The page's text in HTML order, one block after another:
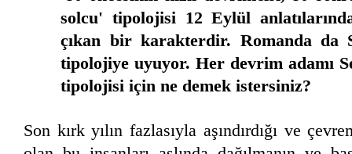
solcu' tipolojisi 12 Eylül anlatılarında
çıkan bir karakterdir. Romanda da
tipolojiye uyuyor. Her devrim adamı
tipolojisi için ne demek istersiniz?
Son kırk yılın fazlasıyla aşındırdığı ve